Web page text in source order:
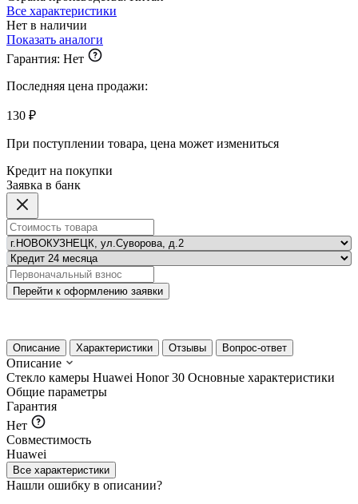
Все характеристики
Нет в наличии
Показать аналоги
Гарантия: Нет
Последняя цена продажи:
130 ₽
При поступлении товара, цена может измениться
Кредит на покупки
Заявка в банк
Перейти к оформлению заявки
Описание Характеристики Отзывы Вопрос-ответ
Описание
Стекло камеры Huawei Honor 30 Основные характеристики
Общие параметры
Гарантия
Нет
Совместимость
Huawei
Все характеристики
Нашли ошибку в описании?